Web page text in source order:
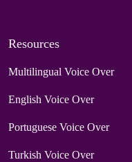
Resources
Multilingual Voice Over
English Voice Over
Portuguese Voice Over
Turkish Voice Over